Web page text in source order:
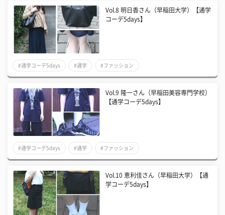
Vol.8 明日香さん（早稲田大学）【通学
コーデ5days】
#通学コーデ5days #通学 #ファッション
Vol.9 隆一さん（早稲田美容専門学校）
【通学コーデ5days】
#通学コーデ5days #通学 #ファッション
Vol.10 恵利佳さん（早稲田大学）【通
学コーデ5days】